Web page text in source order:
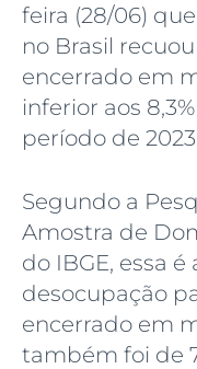
feira (28/06)
no Brasil
encerrado em
inferior aos
período de
Segundo a
Amostra de
do IBGE, essa
desocupação
encerrado em
também foi de